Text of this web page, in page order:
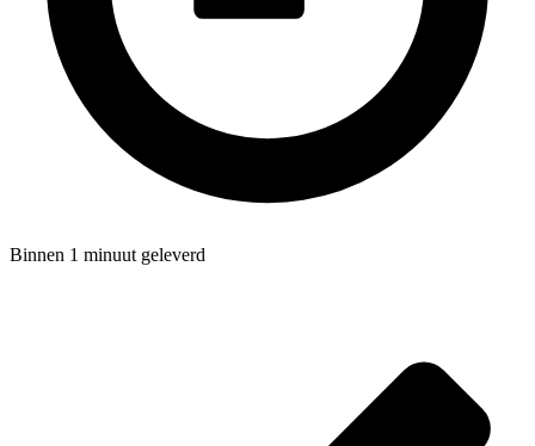
Binnen 1 minuut geleverd